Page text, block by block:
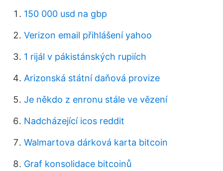
150 000 usd na gbp
Verizon email přihlášení yahoo
1 rijál v pákistánských rupiích
Arizonská státní daňová provize
Je někdo z enronu stále ve vězení
Nadcházející icos reddit
Walmartova dárková karta bitcoin
Graf konsolidace bitcoinů